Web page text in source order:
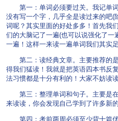
第一：单词必须要过关。我记单
没有写一个字，几乎全是读过来的吧
词呢？其实里面的好处多多！首先我
们的大脑记了一遍(也可以说强化了一
一遍！这样一来读一遍单词我们其实
第二：读经典文章。主要推荐的是
得我们猛读！我就是把英语四本书反
法习惯都是十分有利的！大家不妨读
第三：整理单词和句子。主要是在
来读读，你会发现自己学到了许多新
第四：考前两周必须至少背十篇优